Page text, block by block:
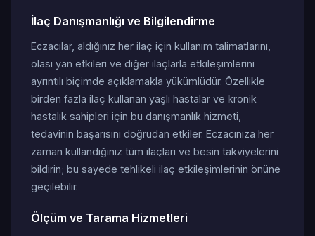
İlaç Danışmanlığı ve Bilgilendirme
Eczacılar, aldığınız her ilaç için kullanım talimatlarını,
olası yan etkileri ve diğer ilaçlarla etkileşimlerini
ayrıntılı biçimde açıklamakla yükümlüdür. Özellikle
birden fazla ilaç kullanan yaşlı hastalar ve kronik
hastalık sahipleri için bu danışmanlık hizmeti,
tedavinin başarısını doğrudan etkiler. Eczacınıza her
zaman kullandığınız tüm ilaçları ve besin takviyelerini
bildirin; bu sayede tehlikeli ilaç etkileşimlerinin önüne
geçilebilir.
Ölçüm ve Tarama Hizmetleri